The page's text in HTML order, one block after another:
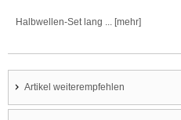
Halbwellen-Set lang ... [mehr]
Artikel weiterempfehlen